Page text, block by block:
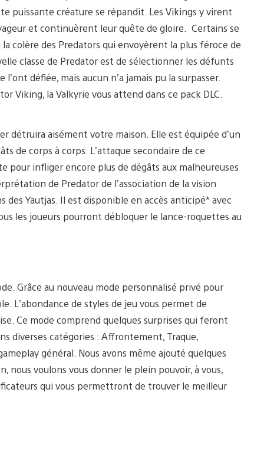
puissante créature se répandit. Les Vikings y virent
et continuèrent leur quête de gloire. Certains se
colère des Predators qui envoyèrent la plus féroce de
classe de Predator est de sélectionner les défunts
défiée, mais aucun n’a jamais pu la surpasser.
Viking, la Valkyrie vous attend dans ce pack DLC.
détruira aisément votre maison. Elle est équipée d’un
de corps à corps. L’attaque secondaire de ce
pour infliger encore plus de dégâts aux malheureuses
de Predator de l’association de la vision
Yautjas. Il est disponible en accès anticipé* avec
les joueurs pourront débloquer le lance-roquettes au
Grâce au nouveau mode personnalisé privé pour
L’abondance de styles de jeu vous permet de
Ce mode comprend quelques surprises qui feront
diverses catégories : Affrontement, Traque,
général. Nous avons même ajouté quelques
nous voulons vous donner le plein pouvoir, à vous,
qui vous permettront de trouver le meilleur